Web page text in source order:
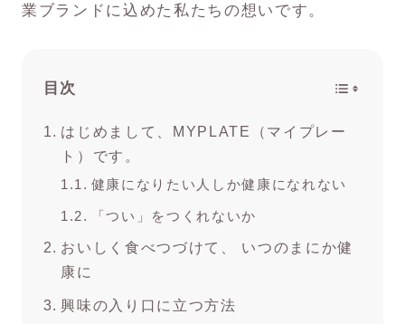
業ブランドに込めた私たちの想いです。
目次
はじめまして、MYPLATE（マイプレー
ト）です。
健康になりたい人しか健康になれない
「つい」をつくれないか
おいしく食べつづけて、 いつのまにか健
康に
興味の入り口に立つ方法